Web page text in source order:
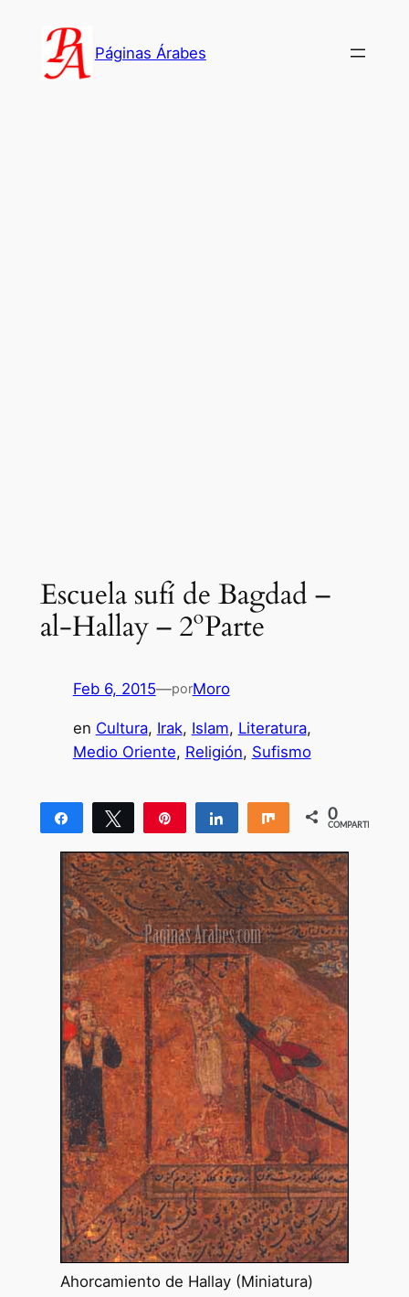
contenido
Páginas Árabes
Escuela sufí de Bagdad –
al-Hallay – 2ºParte
Feb 6, 2015—porMoro
en Cultura, Irak, Islam, Literatura
Medio Oriente, Religión, Sufismo
Compartir Twittear Compartir Compartir
0
COMPARTIR
Ahorcamiento de Hallay (Miniatura)